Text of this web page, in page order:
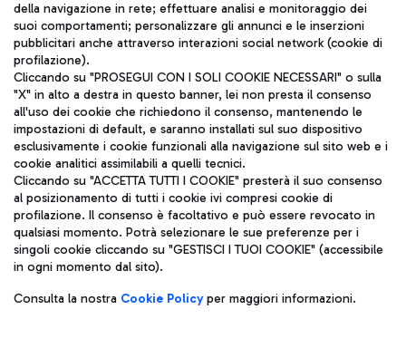
ITA
Aeroporti di Roma S.p.A. - Società soggetta a direzione e
coordinamento di Mundys S.p.A.
Codice fiscale e Registro delle Imprese di Roma 13032990155 P.
IVA 06572251004
Capitale sociale 62.224.743,00 int. vers.
Sede legale: Via Pier Paolo Racchetti 1 - 00054 Fiumicino (RM)
telefono +39 06 65951
Privacy policy
Note legali
della navigazione in rete; effettuare analisi e monitoraggio dei
suoi comportamenti; personalizzare gli annunci e le inserzioni
pubblicitari anche attraverso interazioni social network (cookie di
profilazione).
Cliccando su "PROSEGUI CON I SOLI COOKIE NECESSARI" o sulla
"X" in alto a destra in questo banner, lei non presta il consenso
all'uso dei cookie che richiedono il consenso, mantenendo le
impostazioni di default, e saranno installati sul suo dispositivo
esclusivamente i cookie funzionali alla navigazione sul sito web e i
cookie analitici assimilabili a quelli tecnici.
Cliccando su "ACCETTA TUTTI I COOKIE" presterà il suo consenso
al posizionamento di tutti i cookie ivi compresi cookie di
profilazione. Il consenso è facoltativo e può essere revocato in
qualsiasi momento. Potrà selezionare le sue preferenze per i
singoli cookie cliccando su "GESTISCI I TUOI COOKIE" (accessibile
in ogni momento dal sito).
Consulta la nostra Cookie Policyper maggiori informazioni.